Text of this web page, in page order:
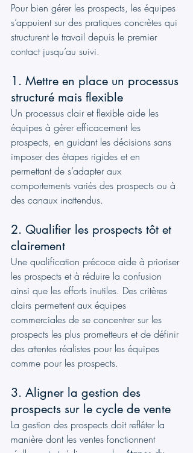
Pour bien gérer les prospects, les équipes
s’appuient sur des pratiques concrètes qui
structurent le travail depuis le premier
contact jusqu’au suivi.
1. Mettre en place un processus
structuré mais flexible
Un processus clair et flexible aide les
équipes à gérer efficacement les
prospects, en guidant les décisions sans
imposer des étapes rigides et en
permettant de s’adapter aux
comportements variés des prospects ou à
des canaux inattendus.
2. Qualifier les prospects tôt et
clairement
Une qualification précoce aide à prioriser
les prospects et à réduire la confusion
ainsi que les efforts inutiles. Des critères
clairs permettent aux équipes
commerciales de se concentrer sur les
prospects les plus prometteurs et de définir
des attentes réalistes pour les équipes
comme pour les prospects.
3. Aligner la gestion des
prospects sur le cycle de vente
La gestion des prospects doit refléter la
manière dont les ventes fonctionnent